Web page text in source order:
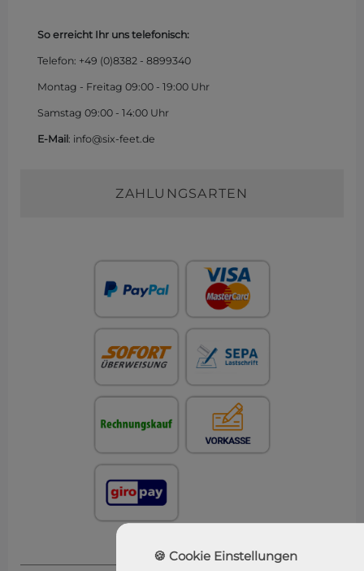
So erreicht Ihr uns telefonisch:
Telefon: +49 (0)8382 - 8899340
Montag - Freitag 09:00 - 19:00 Uhr
Samstag 09:00 - 14:00 Uhr
E-Mail: info@six-feet.de
ZAHLUNGSARTEN